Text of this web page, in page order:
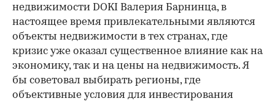
недвижимости DOKI Валерия Барнинца, в
настоящее время привлекательными являются
объекты недвижимости в тех странах, где
кризис уже оказал существенное влияние как на
экономику, так и на цены на недвижимость. Я
бы советовал выбирать регионы, где
объективные условия для инвестирования